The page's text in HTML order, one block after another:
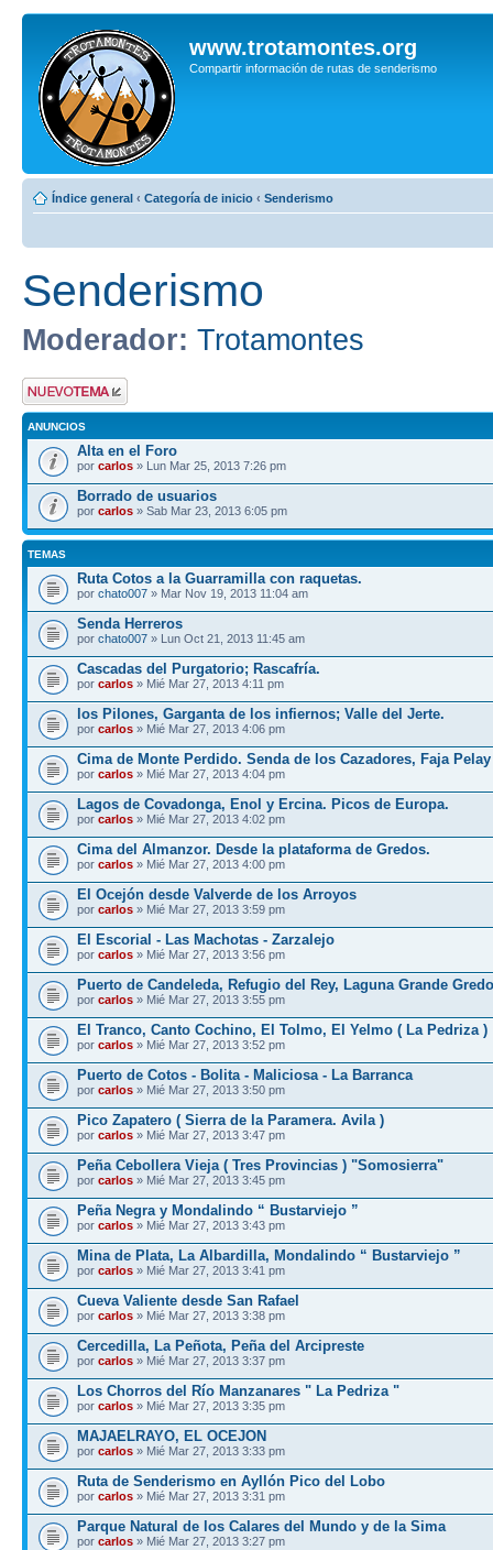
www.trotamontes.org
Compartir información de rutas de senderismo
Índice general ‹ Categoría de inicio ‹ Senderismo
Senderismo
Moderador: Trotamontes
Publicar un nuevo
tema
ANUNCIOS
Alta en el Foro
por carlos » Lun Mar 25, 2013 7:26 pm
Borrado de usuarios
por carlos » Sab Mar 23, 2013 6:05 pm
TEMAS
Ruta Cotos a la Guarramilla con raquetas.
por chato007 » Mar Nov 19, 2013 11:04 am
Senda Herreros
por chato007 » Lun Oct 21, 2013 11:45 am
Cascadas del Purgatorio; Rascafría.
por carlos » Mié Mar 27, 2013 4:11 pm
los Pilones, Garganta de los infiernos; Valle del Jerte.
por carlos » Mié Mar 27, 2013 4:06 pm
Cima de Monte Perdido. Senda de los Cazadores, Faja Pelay
por carlos » Mié Mar 27, 2013 4:04 pm
Lagos de Covadonga, Enol y Ercina. Picos de Europa.
por carlos » Mié Mar 27, 2013 4:02 pm
Cima del Almanzor. Desde la plataforma de Gredos.
por carlos » Mié Mar 27, 2013 4:00 pm
El Ocejón desde Valverde de los Arroyos
por carlos » Mié Mar 27, 2013 3:59 pm
El Escorial - Las Machotas - Zarzalejo
por carlos » Mié Mar 27, 2013 3:56 pm
Puerto de Candeleda, Refugio del Rey, Laguna Grande
por carlos » Mié Mar 27, 2013 3:55 pm
El Tranco, Canto Cochino, El Tolmo, El Yelmo ( La Pedriza )
por carlos » Mié Mar 27, 2013 3:52 pm
Puerto de Cotos - Bolita - Maliciosa - La Barranca
por carlos » Mié Mar 27, 2013 3:50 pm
Pico Zapatero ( Sierra de la Paramera. Avila )
por carlos » Mié Mar 27, 2013 3:47 pm
Peña Cebollera Vieja ( Tres Provincias ) "Somosierra"
por carlos » Mié Mar 27, 2013 3:45 pm
Peña Negra y Mondalindo “ Bustarviejo ”
por carlos » Mié Mar 27, 2013 3:43 pm
Mina de Plata, La Albardilla, Mondalindo “ Bustarviejo ”
por carlos » Mié Mar 27, 2013 3:41 pm
Cueva Valiente desde San Rafael
por carlos » Mié Mar 27, 2013 3:38 pm
Cercedilla, La Peñota, Peña del Arcipreste
por carlos » Mié Mar 27, 2013 3:37 pm
Los Chorros del Río Manzanares " La Pedriza "
por carlos » Mié Mar 27, 2013 3:35 pm
MAJAELRAYO, EL OCEJON
por carlos » Mié Mar 27, 2013 3:33 pm
Ruta de Senderismo en Ayllón Pico del Lobo
por carlos » Mié Mar 27, 2013 3:31 pm
Parque Natural de los Calares del Mundo y de la Sima
por carlos » Mié Mar 27, 2013 3:27 pm